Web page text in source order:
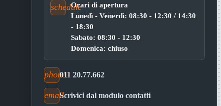
scheduleOrari di apertura
Lunedì - Venerdì: 08:30 - 12:30 / 14:30
- 18:30
Sabato: 08:30 - 12:30
Domenica: chiuso
phone011 20.77.662
emailScrivici dal modulo contatti